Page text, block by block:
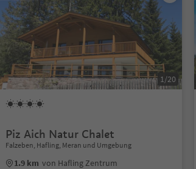
1/20
Piz Aich Natur Chalet
Falzeben, Hafling, Meran und Umgebung
1.9 km von Hafling Zentrum